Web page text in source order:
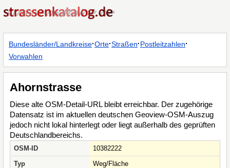
Bundesländer/Landkreise·Orte·Straßen·Postleitzahlen·
Vorwahlen
Ahornstrasse
Diese alte OSM-Detail-URL bleibt erreichbar. Der zugehörige
Datensatz ist im aktuellen deutschen Geoview-OSM-Auszug
jedoch nicht lokal hinterlegt oder liegt außerhalb des geprüften
Deutschlandbereichs.
OSM-ID
10382222
Typ
Weg/Fläche